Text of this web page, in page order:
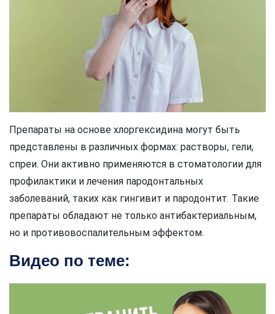
Препараты на основе хлоргексидина могут быть
представлены в различных формах: растворы, гели,
спреи. Они активно применяются в стоматологии для
профилактики и лечения пародонтальных
заболеваний, таких как гингивит и пародонтит. Такие
препараты обладают не только антибактериальным,
но и противовоспалительным эффектом.
Видео по теме: